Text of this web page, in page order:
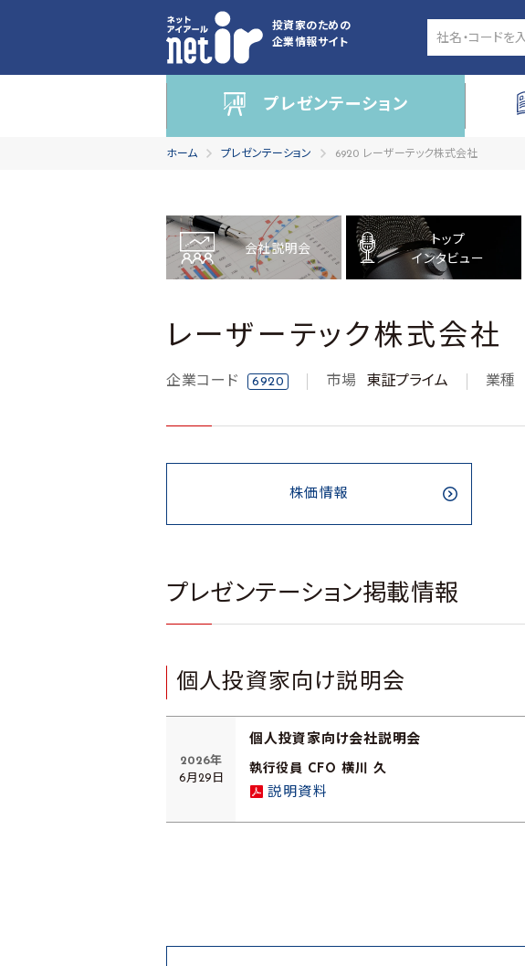
投資家のための
企業情報サイト
プレゼンテーション
ホーム プレゼンテーション 6920 レーザーテック株式会社
会社説明会
トップ
インタビュー
レーザーテック株式会社
企業コード 6920 市場 東証プライム 業種
株価情報
プレゼンテーション掲載情報
個人投資家向け説明会
2026年
6月29日
個人投資家向け会社説明会
執行役員 CFO 横川 久
説明資料